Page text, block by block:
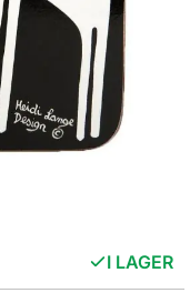
I LAGER